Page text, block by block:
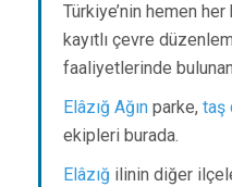
Türkiye’nin hemen
kayıtlı çevre
faaliyetlerinde
Elâzığ Ağın parke, taş
ekipleri burada.
Elâzığ ilinin diğer